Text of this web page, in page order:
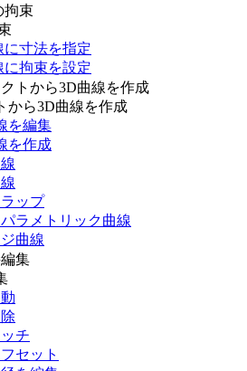
拘束
に寸法を指定
に拘束を設定
トから3D曲線を作成
から3D曲線を作成
を編集
を作成
ップ
ラメトリック曲線
曲線
集
チ
セット